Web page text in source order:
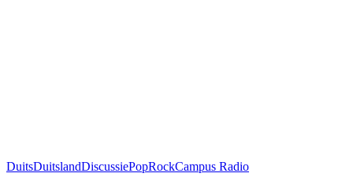
DuitsDuitslandDiscussiePopRockCampus Radio